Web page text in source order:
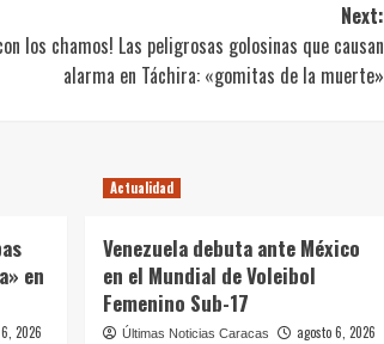
Next:
los chamos! Las peligrosas golosinas que causan
alarma en Táchira: «gomitas de la muerte»
en
2026
Actualidad
Venezuela debuta ante México
en el Mundial de Voleibol
Femenino Sub-17
Últimas Noticias Caracas agosto 6, 2026